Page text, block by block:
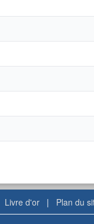
Livre d'or | Plan du